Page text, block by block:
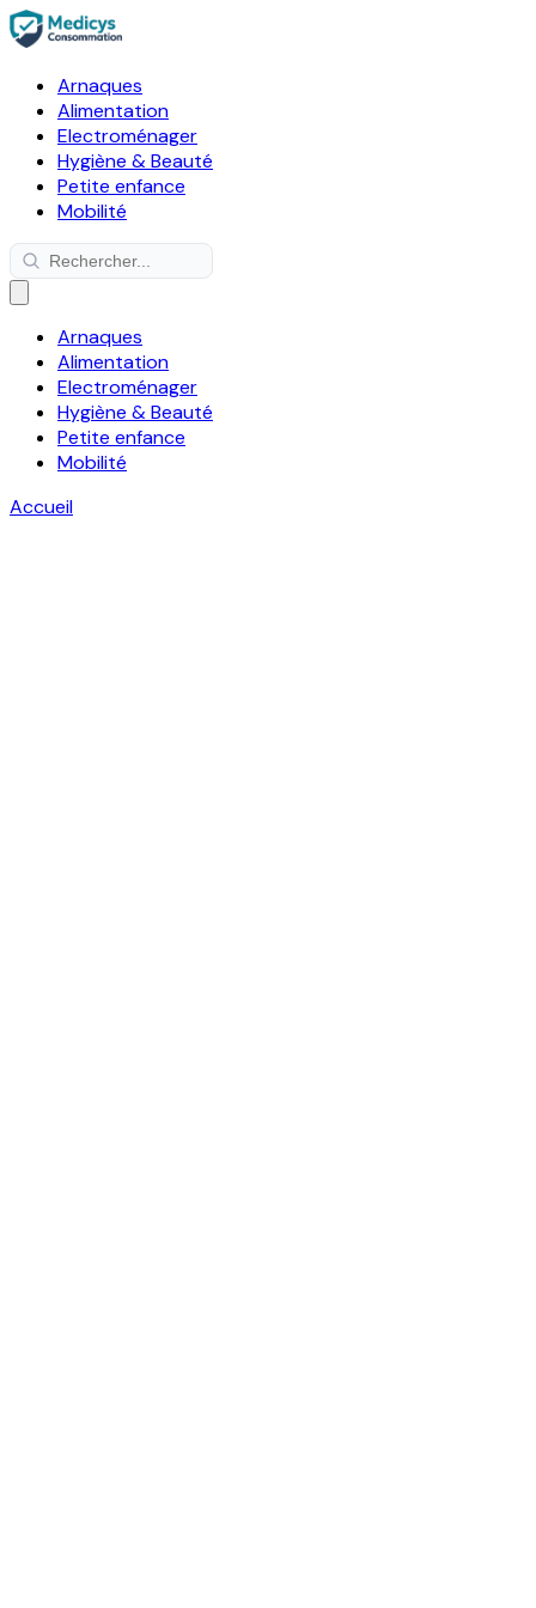
Arnaques
Alimentation
Electroménager
Hygiène & Beauté
Petite enfance
Mobilité
Arnaques
Alimentation
Electroménager
Hygiène & Beauté
Petite enfance
Mobilité
Accueil